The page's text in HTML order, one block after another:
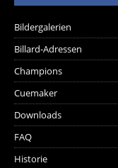
Bildergalerien
Billard-Adressen
Champions
Cuemaker
Downloads
FAQ
Historie